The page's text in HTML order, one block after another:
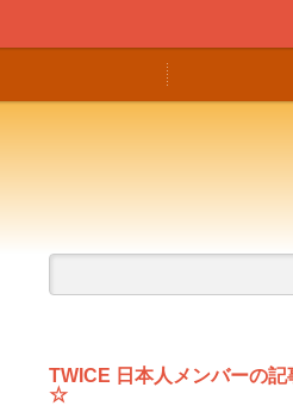
TWICE 日本人メンバーの記
☆